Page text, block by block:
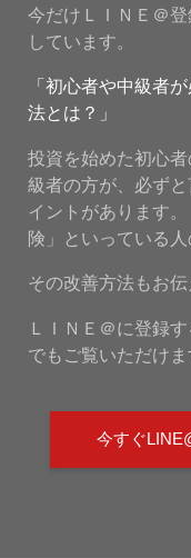
今だけＬＩＮＥ＠
しています。
「初心者や中級者
法とは？」
投資を始めた初心
級者の方が、必ず
イントがあります
険」といっている
その改善方法もお伝
ＬＩＮＥ＠に登録
でもご覧いただけま
今すぐ